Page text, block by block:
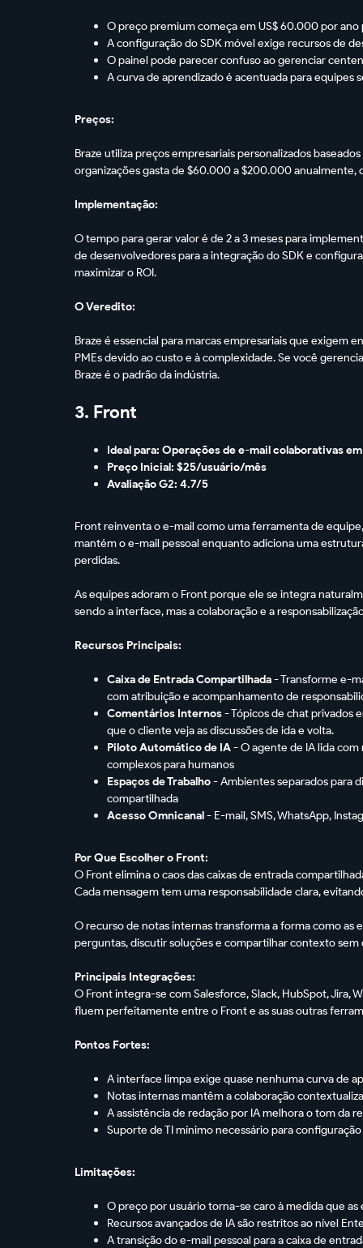
O preço premium começa em US$ 60.000 por
A configuração do SDK móvel exige recursos de
O painel pode parecer confuso ao gerenciar
A curva de aprendizado é acentuada para
Preços:
Braze utiliza preços empresariais personalizados
organizações gasta de $60.000 a $200.000
Implementação:
O tempo para gerar valor é de 2 a 3 meses para
de desenvolvedores para a integração do SDK e
maximizar o ROI.
O Veredito:
Braze é essencial para marcas empresariais que exigem
PMEs devido ao custo e à complexidade. Se você
Braze é o padrão da indústria.
3. Front
Ideal para: Operações de e-mail colaborativas
Preço Inicial: $25/usuário/mês
Avaliação G2: 4.7/5
Front reinventa o e-mail como uma ferramenta de
mantém o e-mail pessoal enquanto adiciona uma
perdidas.
As equipes adoram o Front porque ele se integra
sendo a interface, mas a colaboração e a
Recursos Principais:
Caixa de Entrada Compartilhada- Transforme e-
com atribuição e acompanhamento de
Comentários Internos- Tópicos de chat privados
que o cliente veja as discussões de ida e volta.
Piloto Automático de IA- O agente de IA lida
complexos para humanos
Espaços de Trabalho- Ambientes separados para
compartilhada
Acesso Omnicanal- E-mail, SMS, WhatsApp,
Por Que Escolher o Front:
O Front elimina o caos das caixas de entrada
Cada mensagem tem uma responsabilidade clara,
O recurso de notas internas transforma a forma como
perguntas, discutir soluções e compartilhar contexto sem
Principais Integrações:
O Front integra-se com Salesforce, Slack, HubSpot, Jira,
fluem perfeitamente entre o Front e as suas outras
Pontos Fortes:
A interface limpa exige quase nenhuma curva de
Notas internas mantêm a colaboração
A assistência de redação por IA melhora o tom da
Suporte de TI mínimo necessário para
Limitações:
O preço por usuário torna-se caro à medida que
Recursos avançados de IA são restritos ao nível
A transição do e-mail pessoal para a caixa de